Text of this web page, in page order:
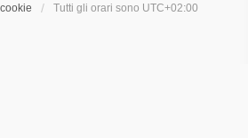
Tutti gli orari sono UTC+02:00